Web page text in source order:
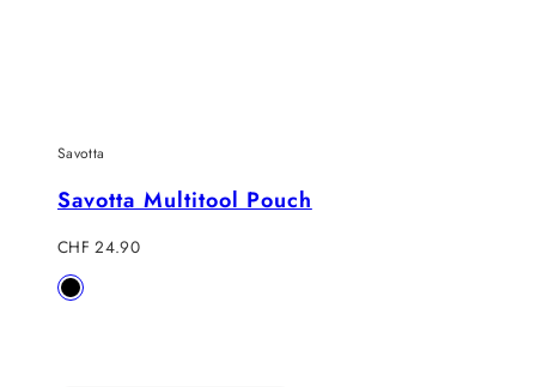
Savotta
Savotta Multitool Pouch
Regulärer
Preis
CHF 24.90
Verfügbar
Black